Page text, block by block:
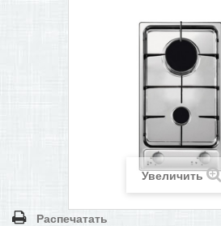
Увеличить
Распечатать